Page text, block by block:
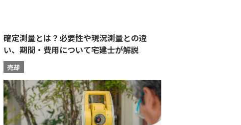
確定測量とは？必要性や現況測量との違
い、期間・費用について宅建士が解説
売却